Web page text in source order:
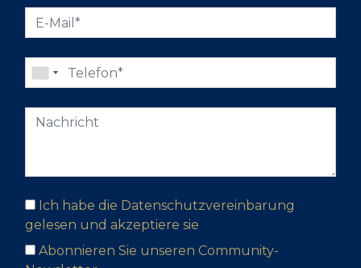
Ich habe die Datenschutzvereinbarung
gelesen und akzeptiere sie
Abonnieren Sie unseren Community-